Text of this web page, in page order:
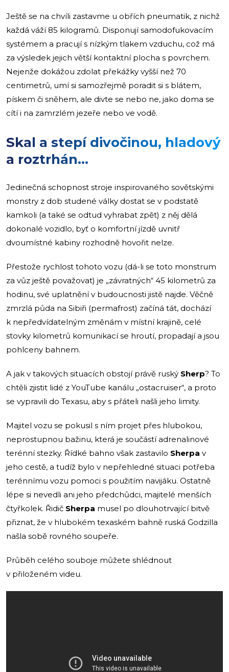
Ještě se na chvíli zastavme u obřích pneumatik, z nichž
každá váží 85 kilogramů. Disponují samodofukovacím
systémem a pracují s nízkým tlakem vzduchu, což má
za výsledek jejich větší kontaktní plocha s povrchem.
Nejenže dokážou zdolat překážky vyšší než 70
centimetrů, umí si samozřejmě poradit si s blátem,
pískem či sněhem, ale divte se nebo ne, jako doma se
cítí i na zamrzlém jezeře nebo ve vodě.
Skal a stepí divočinou, hladový
a roztrhán…
Jedinečná schopnost stroje inspirovaného sovětskými
monstry z dob studené války dostat se v podstatě
kamkoli (a také se odtud vyhrabat zpět) z něj dělá
dokonalé vozidlo, byť o komfortní jízdě uvnitř
dvoumístné kabiny rozhodně hovořit nelze.
Přestože rychlost tohoto vozu (dá-li se toto monstrum
za vůz ještě považovat) je „závratných“ 45 kilometrů za
hodinu, své uplatnění v budoucnosti jistě najde. Věčně
zmrzlá půda na Sibiři (permafrost) začíná tát, dochází
k nepředvídatelným změnám v místní krajině, celé
stovky kilometrů komunikací se hroutí, propadají a jsou
pohlceny bahnem.
A jak v takových situacích obstojí právě ruský Sherp? To
chtěli zjistit lidé z YouTube kanálu „ostacruiser“, a proto
se vypravili do Texasu, aby s přáteli našli jeho limity.
Majitel vozu se pokusil s ním projet přes hlubokou,
neprostupnou bažinu, která je součástí adrenalinové
terénní stezky. Řídké bahno však zastavilo Sherpa v
jeho cestě, a tudíž bylo v nepřehledné situaci potřeba
terénnímu vozu pomoci s použitím navijáku. Ostatně
lépe si nevedli ani jeho předchůdci, majitelé menších
čtyřkolek. Řidič Sherpa musel po dlouhotrvající bitvě
přiznat, že v hlubokém texaském bahně ruská Godzilla
našla sobě rovného soupeře.
Průběh celého souboje můžete shlédnout
v přiloženém videu.